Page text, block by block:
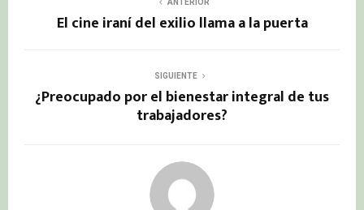
ANTERIOR
El cine iraní del exilio llama a la puerta
SIGUIENTE
¿Preocupado por el bienestar integral de tus
trabajadores?